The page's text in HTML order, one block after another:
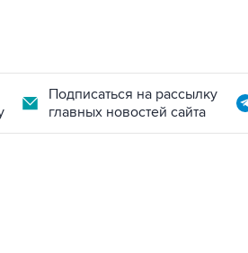
Подписаться на рассылку
главных новостей сайта